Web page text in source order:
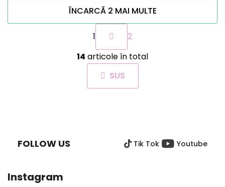
C
o
n
t
r
ÎNCARCĂ 2 MAI MULTE
P
a
g
i
n
a
r
1
2
14 articole în total
SUS
FOLLOW US Tik Tok Youtube
Instagram